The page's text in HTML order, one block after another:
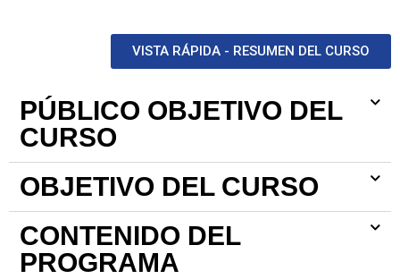
VISTA RÁPIDA - RESUMEN DEL CURSO
PÚBLICO OBJETIVO DEL
CURSO
OBJETIVO DEL CURSO
CONTENIDO DEL
PROGRAMA